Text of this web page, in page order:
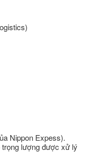
Nippon Expess).
trọng lượng được xử lý